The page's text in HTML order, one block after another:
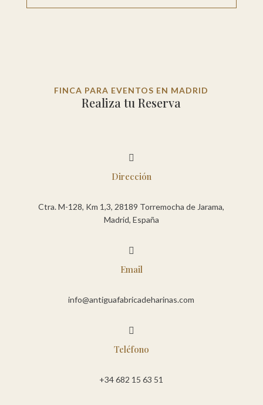
FINCA PARA EVENTOS EN MADRID
Realiza tu Reserva

Dirección
Ctra. M-128, Km 1,3, 28189 Torremocha de Jarama,
Madrid, España

Email
info@antiguafabricadeharinas.com

Teléfono
+34 682 15 63 51